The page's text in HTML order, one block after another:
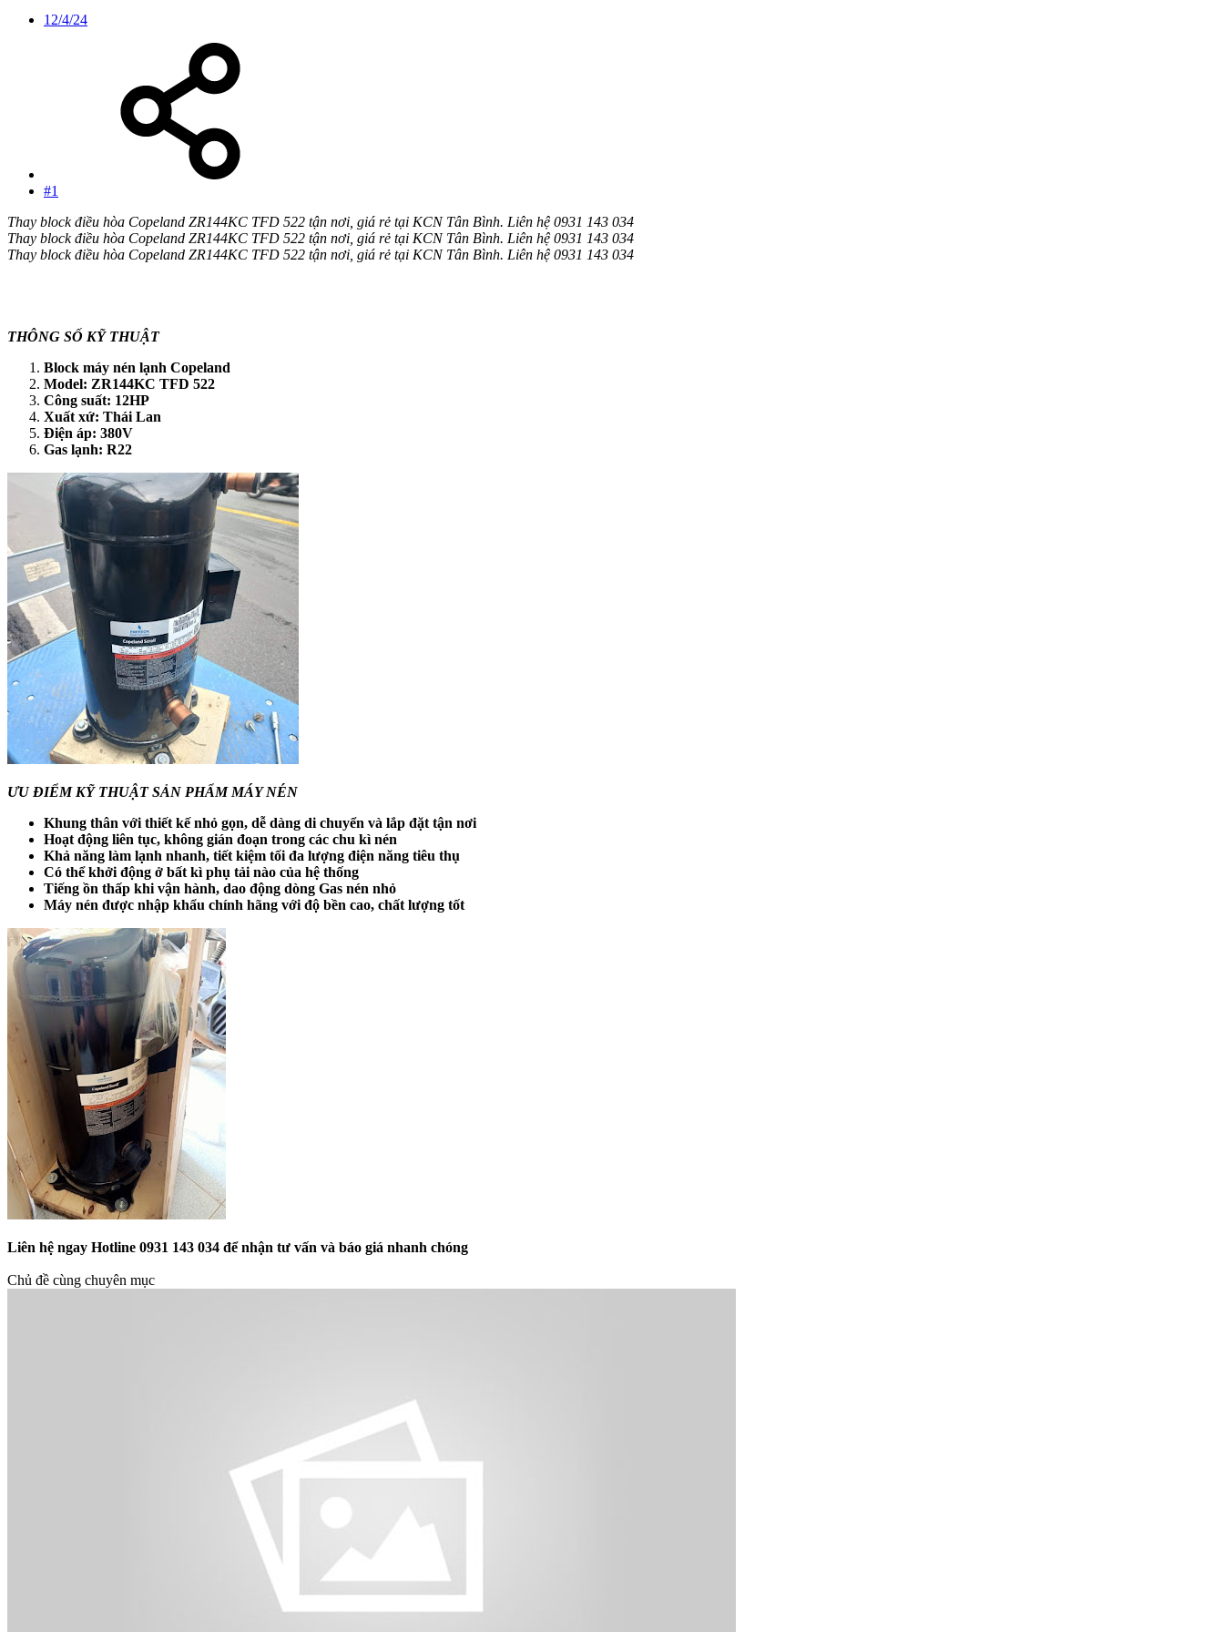
12/4/24
#1
Thay block điều hòa Copeland ZR144KC TFD 522 tận nơi, giá rẻ tại KCN Tân Bình. Liên hệ 0931 143 034
Thay block điều hòa Copeland ZR144KC TFD 522 tận nơi, giá rẻ tại KCN Tân Bình. Liên hệ 0931 143 034
Thay block điều hòa Copeland ZR144KC TFD 522 tận nơi, giá rẻ tại KCN Tân Bình. Liên hệ 0931 143 034
THÔNG SỐ KỸ THUẬT
Block máy nén lạnh Copeland
Model: ZR144KC TFD 522
Công suất: 12HP
Xuất xứ: Thái Lan
Điện áp: 380V
Gas lạnh: R22
ƯU ĐIỂM KỸ THUẬT SẢN PHẨM MÁY NÉN
Khung thân với thiết kế nhỏ gọn, dễ dàng di chuyển và lắp đặt tận nơi
Hoạt động liên tục, không gián đoạn trong các chu kì nén
Khả năng làm lạnh nhanh, tiết kiệm tối đa lượng điện năng tiêu thụ
Có thể khởi động ở bất kì phụ tải nào của hệ thống
Tiếng ồn thấp khi vận hành, dao động dòng Gas nén nhỏ
Máy nén được nhập khẩu chính hãng với độ bền cao, chất lượng tốt
Liên hệ ngay Hotline 0931 143 034 để nhận tư vấn và báo giá nhanh chóng
Chủ đề cùng chuyên mục